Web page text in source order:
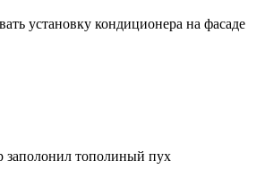
установку кондиционера на фасаде
заполонил тополиный пух